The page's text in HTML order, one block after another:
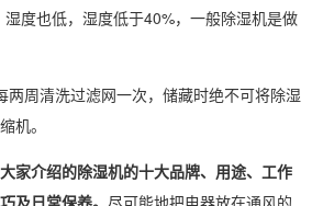
度也低，湿度低于40%，一般除湿机是做
两周清洗过滤网一次，储藏时绝不可将除湿
机。
家介绍的除湿机的十大品牌、用途、工作